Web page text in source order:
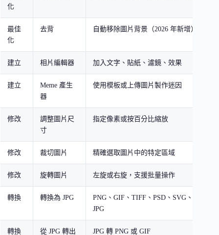
化
最佳
化
去背 自動移除圖片背景（2026 年新增）
建立 相片編輯器 加入文字、貼紙、濾鏡、效果
建立
Meme 產生
器
使用模板或上傳圖片製作迷因
修改
調整圖片尺
寸
指定像素或按百分比縮放
修改 裁切圖片 精確選取圖片中的特定區域
修改 旋轉圖片 左旋或右旋，支援批量操作
轉換 轉換為 JPG
PNG、GIF、TIFF、PSD、SVG、WEBP
JPG
轉換 從 JPG 轉出 JPG 轉 PNG 或 GIF